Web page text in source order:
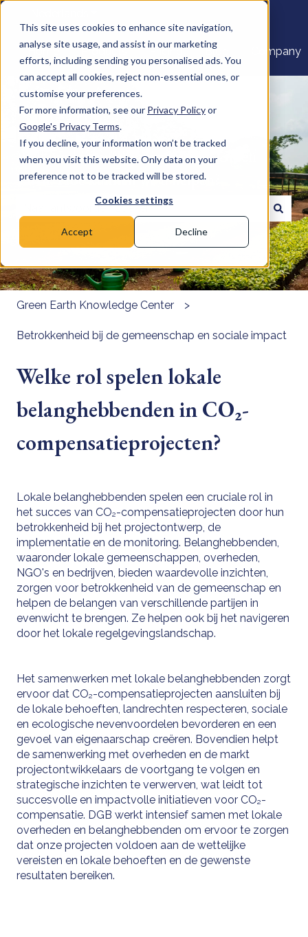
This site uses cookies to enhance site navigation,
analyse site usage, and assist in our marketing
efforts, including sending you personalised ads. You
can accept all cookies, reject non-essential ones, or
customise your preferences.
For more information, see our Privacy Policyor
Google's Privacy Terms.
If you decline, your information won’t be tracked
when you visit this website. Only data on your
preference not to be tracked will be stored.
Cookies settings
Accept Decline
Home Products Pricing Blog Company
Welkom bij het Kenniscentrum Green
Earth. Hoe kunnen we u helpen?
Er zijn geen suggesties want het zoekveld is leeg.
Green Earth Knowledge Center
Betrokkenheid bij de gemeenschap en sociale impact
Welke rol spelen lokale
belanghebbenden in CO₂-
compensatieprojecten?
Lokale belanghebbenden spelen een cruciale rol in
het succes van CO₂-compensatieprojecten door hun
betrokkenheid bij het projectontwerp, de
implementatie en de monitoring. Belanghebbenden,
waaronder lokale gemeenschappen, overheden,
NGO's en bedrijven, bieden waardevolle inzichten,
zorgen voor betrokkenheid van de gemeenschap en
helpen de belangen van verschillende partijen in
evenwicht te brengen. Ze helpen ook bij het navigeren
door het lokale regelgevingslandschap.
Het samenwerken met lokale belanghebbenden zorgt
ervoor dat CO₂-compensatieprojecten aansluiten bij
de lokale behoeften, landrechten respecteren, sociale
en ecologische nevenvoordelen bevorderen en een
gevoel van eigenaarschap creëren. Bovendien helpt
de samenwerking met overheden en de markt
projectontwikkelaars de voortgang te volgen en
strategische inzichten te verwerven, wat leidt tot
succesvolle en impactvolle initiatieven voor CO₂-
compensatie. DGB werkt intensief samen met lokale
overheden en belanghebbenden om ervoor te zorgen
dat onze projecten voldoen aan de wettelijke
vereisten en lokale behoeften en de gewenste
resultaten bereiken.